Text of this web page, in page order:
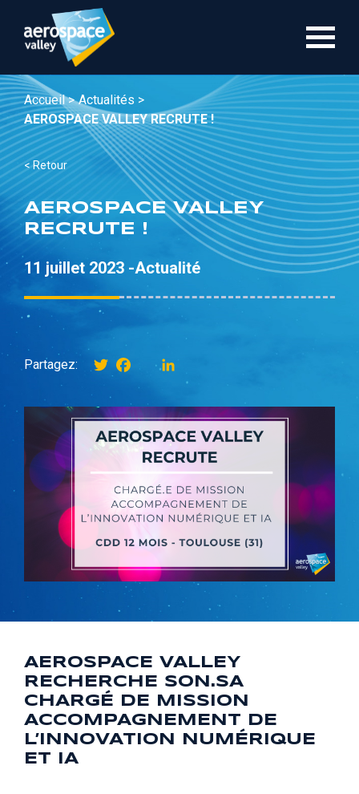
contenu
Accueil > Actualités >
AEROSPACE VALLEY RECRUTE !
< Retour
AEROSPACE VALLEY
RECRUTE !
11 juillet 2023 -Actualité
Partagez: TwitterFacebookinstagram
AEROSPACE VALLEY
RECHERCHE SON.SA
CHARGÉ DE MISSION
ACCOMPAGNEMENT DE
L’INNOVATION NUMÉRIQUE
ET IA